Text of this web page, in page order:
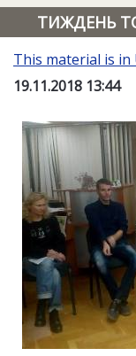
ТИЖДЕНЬ
This material is in
19.11.2018 13:44